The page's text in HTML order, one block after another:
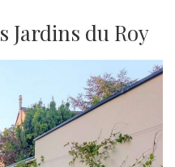
Jardins du Roy